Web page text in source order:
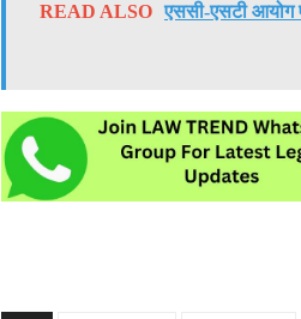
READ ALSO एससी-एसटी आयोग